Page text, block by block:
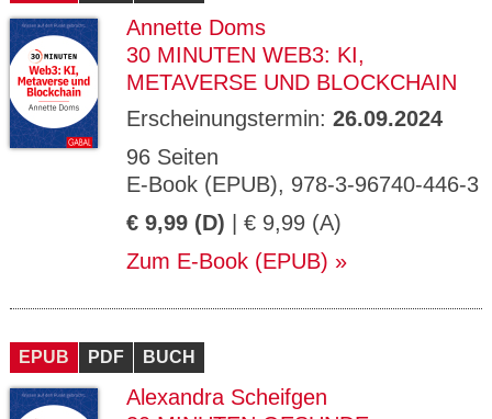
Annette Doms
30 MINUTEN WEB3: KI,
METAVERSE UND BLOCKCHAIN
Erscheinungstermin: 26.09.2024
96 Seiten
E-Book (EPUB), 978-3-96740-446-3
€ 9,99 (D) | € 9,99 (A)
Zum E-Book (EPUB)
EPUB PDF BUCH
Alexandra Scheifgen